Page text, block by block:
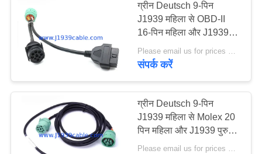
16 पिन ओबीडी 2
कनेक्टर
ग्रीन Deutsch 9-पिन
J1939 महिला से OBD-II
16-पिन महिला और J1939
पुरुष ट्रक Y केबल
Please email us for prices MOQ:100 पीसी
संपर्क करें
ग्रीन Deutsch 9-पिन
J1939 महिला से Molex 20
पिन महिला और J1939 पुरुष
Y एडेप्टर केबल
Please email us for prices MOQ:100 पीसी